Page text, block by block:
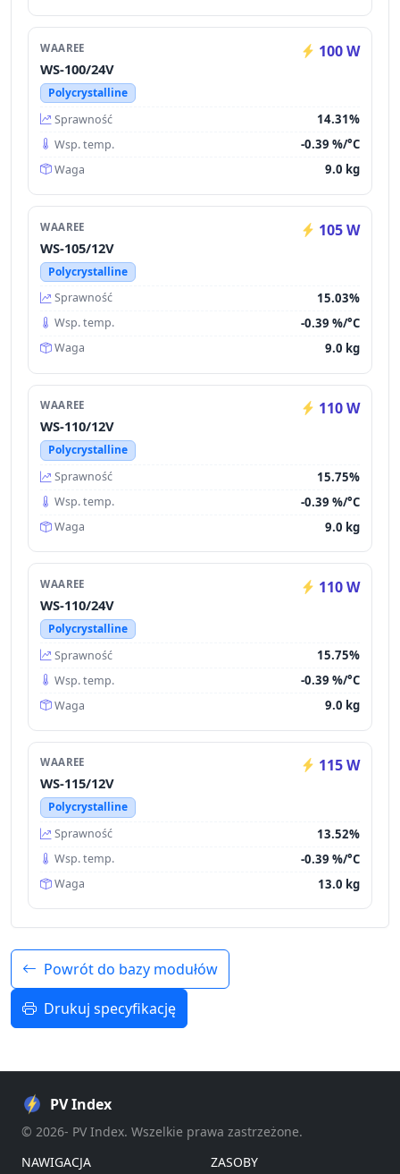
WAAREE 100 W
WS-100/24V
Polycrystalline
Sprawność
14.31%
Wsp. temp. -0.39 %/°C
Waga 9.0 kg
WAAREE 105 W
WS-105/12V
Polycrystalline
Sprawność
15.03%
Wsp. temp. -0.39 %/°C
Waga 9.0 kg
WAAREE 110 W
WS-110/12V
Polycrystalline
Sprawność
15.75%
Wsp. temp. -0.39 %/°C
Waga 9.0 kg
WAAREE 110 W
WS-110/24V
Polycrystalline
Sprawność
15.75%
Wsp. temp. -0.39 %/°C
Waga 9.0 kg
WAAREE 115 W
WS-115/12V
Polycrystalline
Sprawność
13.52%
Wsp. temp. -0.39 %/°C
Waga 13.0 kg
Powrót do bazy modułów
Drukuj specyfikację
PV Index
© 2026- PV Index. Wszelkie prawa zastrzeżone.
NAWIGACJA
ZASOBY